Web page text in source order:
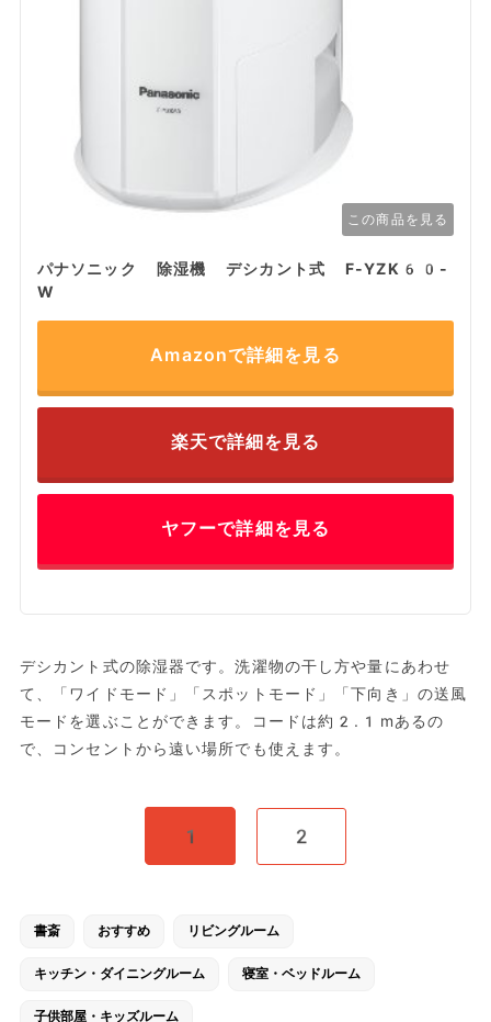
この商品を見る
パナソニック 除湿機 デシカント式 F-YZK60-
W
Amazonで詳細を見る
楽天で詳細を見る
ヤフーで詳細を見る
デシカント式の除湿器です。洗濯物の干し方や量にあわせ
て、「ワイドモード」「スポットモード」「下向き」の送風
モードを選ぶことができます。コードは約2.1mあるの
で、コンセントから遠い場所でも使えます。
1 2
書斎 おすすめ リビングルーム
キッチン・ダイニングルーム 寝室・ベッドルーム
子供部屋・キッズルーム